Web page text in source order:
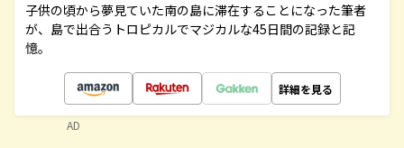
子供の頃から夢見ていた南の島に滞在することになった筆者
が、島で出合うトロピカルでマジカルな45日間の記録と記
憶。
詳細を見る
AD